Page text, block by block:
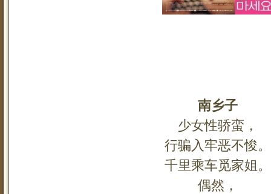
南乡子
少女性骄蛮，
行骗入牢恶不悛。
千里乘车觅家姐。
偶然，